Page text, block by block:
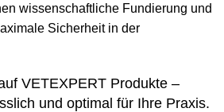
wissenschaftliche Fundierung und
Sicherheit in der
VETEXPERT Produkte –
und optimal für Ihre Praxis.